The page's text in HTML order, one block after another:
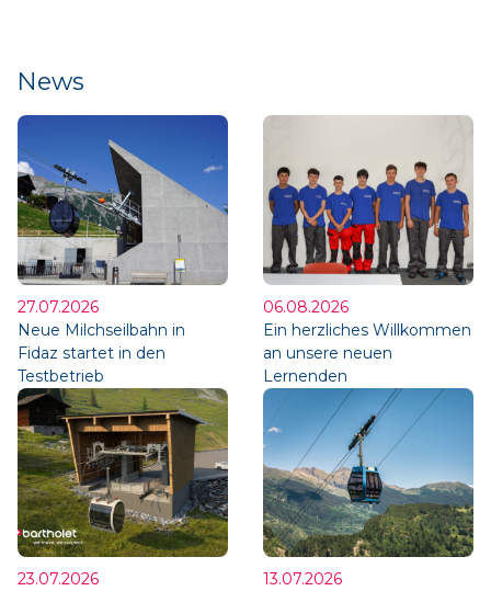
News
27.07.2026
Neue Milchseilbahn in
Fidaz startet in den
Testbetrieb
06.08.2026
Ein herzliches Willkommen
an unsere neuen
Lernenden
23.07.2026
13.07.2026